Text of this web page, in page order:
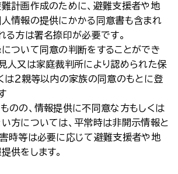
計画作成のために、避難支援者や地
情報の提供にかかる同意書も含まれ
る方は署名捺印が必要です。
ついて同意の判断をすることができ
人又は家庭裁判所により認められた保
は２親等以内の家族の同意のもとに登
のの、情報提供に不同意な方もしくは
方については、平常時は非開示情報と
時等は必要に応じて避難支援者や地
供をします。